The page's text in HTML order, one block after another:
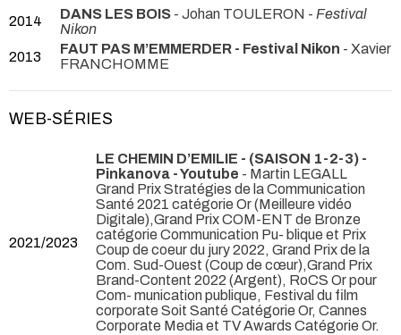
2014
DANS LES BOIS - Johan TOULERON - Festival
Nikon
2013
FAUT PAS M’EMMERDER - Festival Nikon - Xavier
FRANCHOMME
WEB-SÉRIES
2021/2023
LE CHEMIN D’EMILIE - (SAISON 1-2-3) -
Pinkanova - Youtube - Martin LEGALL
Grand Prix Stratégies de la Communication
Santé 2021 catégorie Or (Meilleure vidéo
Digitale),Grand Prix COM-ENT de Bronze
catégorie Communication Pu- blique et Prix
Coup de coeur du jury 2022, Grand Prix de la
Com. Sud-Ouest (Coup de cœur),Grand Prix
Brand-Content 2022 (Argent), RoCS Or pour
Com- munication publique, Festival du film
corporate Soit Santé Catégorie Or, Cannes
Corporate Media et TV Awards Catégorie Or.